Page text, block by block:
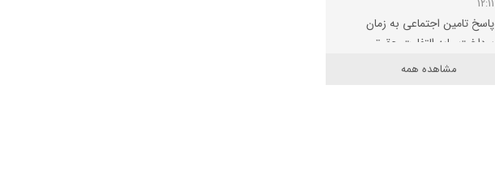
12:11
پاسخ تامین‌ اجتماعی به زمان
پرداخت مابه‌ التفاوت حقوق
بازنشستگانمشاهده همه